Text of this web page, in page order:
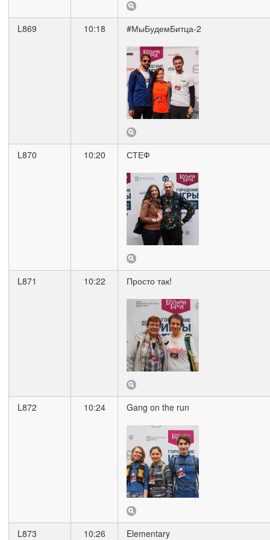
L869 10:18 #МыБудемБитца-2
L870 10:20 СТЕФ
L871 10:22 Просто так!
L872 10:24 Gang on the run
L873 10:26 Elementary